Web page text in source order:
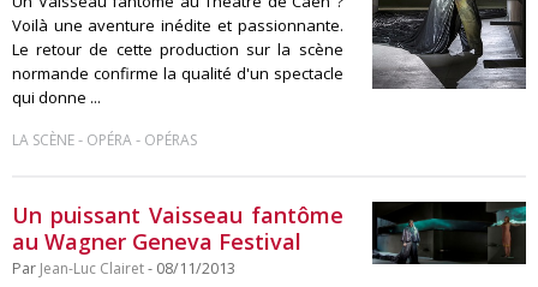
Voilà une aventure inédite et passionnante.
Le retour de cette production sur la scène
normande confirme la qualité d'un spectacle
qui donne ...
LA SCÈNE- OPÉRA- OPÉRAS
Un puissant Vaisseau fantôme
au Wagner Geneva Festival
Par Jean-Luc Clairet- 08/11/2013